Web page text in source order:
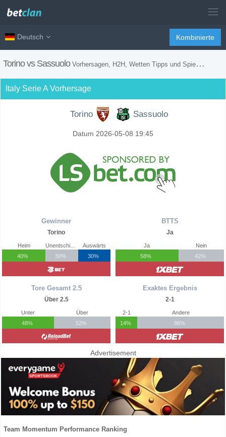
Deutsch Kombinierte
Torino vs Sassuolo Vorhersagen, H2H, Wetten Tipps und Spiel Vorschau
Italy Serie A Vorhersage
Torino Sassuolo
Datum 2026-05-08 19:45
Gewinner
Torino
Heim
40%
30%
Auswärts
30%
Tore Gesamt 2.5
Über 2.5
Unter
48%
Über
52%
BTTS
Ja
Ja
58%
Nein
42%
Exaktes Ergebnis
2-1
2-1
14%
Andere
86%
Advertisement
Team Momentum Performance Ranking